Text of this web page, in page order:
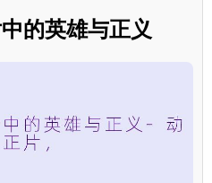
的英雄与正义